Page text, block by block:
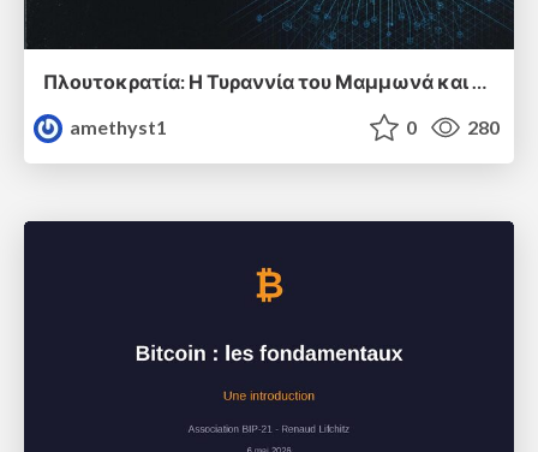
Πλουτοκρατία: Η Τυραννία του Μαμμωνά και η Μεταανθρώπινη Δουλεία
amethyst1
0 280